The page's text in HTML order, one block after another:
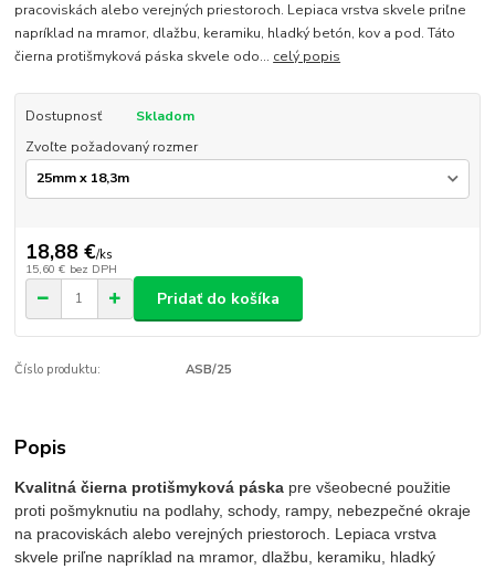
pracoviskách alebo verejných priestoroch. Lepiaca vrstva skvele priľne
napríklad na mramor, dlažbu, keramiku, hladký betón, kov a pod. Táto
čierna protišmyková páska skvele odo... celý popis
Dostupnosť
Skladom
Zvoľte požadovaný rozmer
18,88 €/ks
15,60 € bez DPH
Pridať do košíka
Číslo produktu: ASB/25
Popis
Kvalitná čierna protišmyková páska pre všeobecné použitie
proti pošmyknutiu na podlahy, schody, rampy, nebezpečné okraje
na pracoviskách alebo verejných priestoroch. Lepiaca vrstva
skvele priľne napríklad na mramor, dlažbu, keramiku, hladký